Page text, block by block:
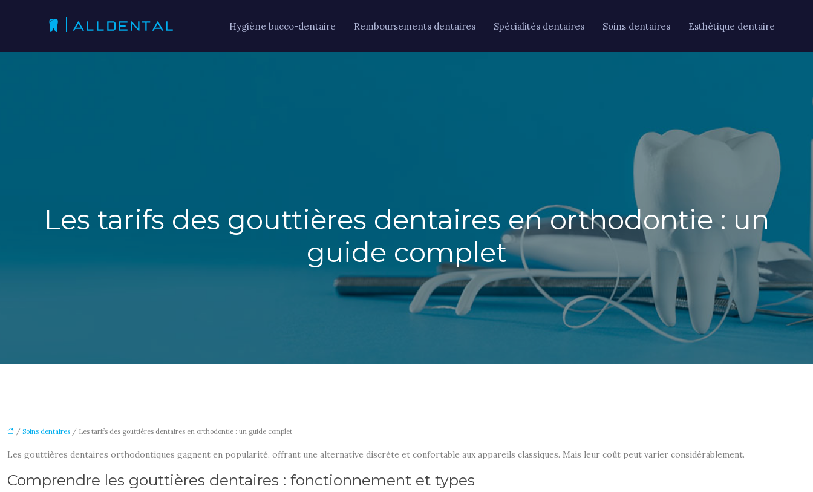
Hygiène bucco-dentaire Remboursements dentaires Spécialités dentaires Soins dentaires Esthétique dentaire
Les tarifs des gouttières dentaires en orthodontie : un
guide complet
/ Soins dentaires / Les tarifs des gouttières dentaires en orthodontie : un guide complet
Les gouttières dentaires orthodontiques gagnent en popularité, offrant une alternative discrète et confortable aux appareils classiques. Mais leur coût peut varier considérablement.
Comprendre les gouttières dentaires : fonctionnement et types